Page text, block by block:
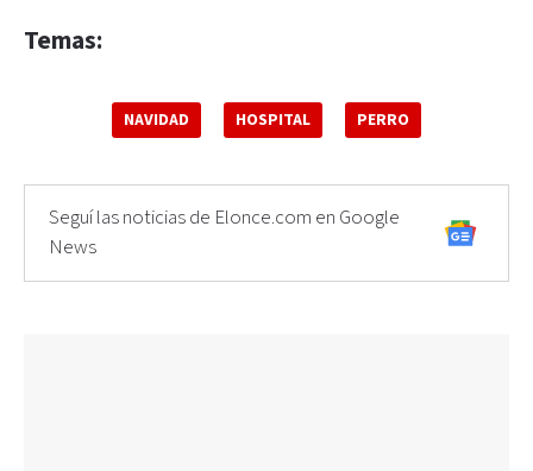
Temas:
NAVIDAD HOSPITAL PERRO
Seguí las noticias de Elonce.com en Google
News